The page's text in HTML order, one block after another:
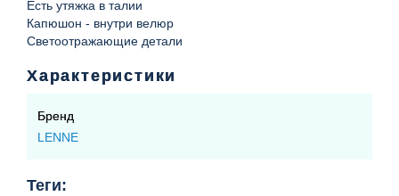
Есть утяжка в талии
Капюшон - внутри велюр
Светоотражающие детали
Характеристики
Бренд
LENNE
Теги: